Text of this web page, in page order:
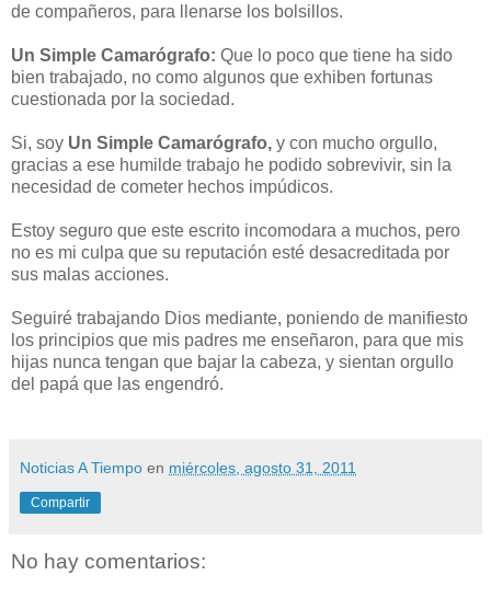
de compañeros, para llenarse los bolsillos.
Un Simple Camarógrafo: Que lo poco que tiene ha sido
bien trabajado, no como algunos que exhiben fortunas
cuestionada por la sociedad.
Si, soy Un Simple Camarógrafo, y con mucho orgullo,
gracias a ese humilde trabajo he podido sobrevivir, sin la
necesidad de cometer hechos impúdicos.
Estoy seguro que este escrito incomodara a muchos, pero
no es mi culpa que su reputación esté desacreditada por
sus malas acciones.
Seguiré trabajando Dios mediante, poniendo de manifiesto
los principios que mis padres me enseñaron, para que mis
hijas nunca tengan que bajar la cabeza, y sientan orgullo
del papá que las engendró.
Noticias A Tiempo en miércoles, agosto 31, 2011
Compartir
No hay comentarios: